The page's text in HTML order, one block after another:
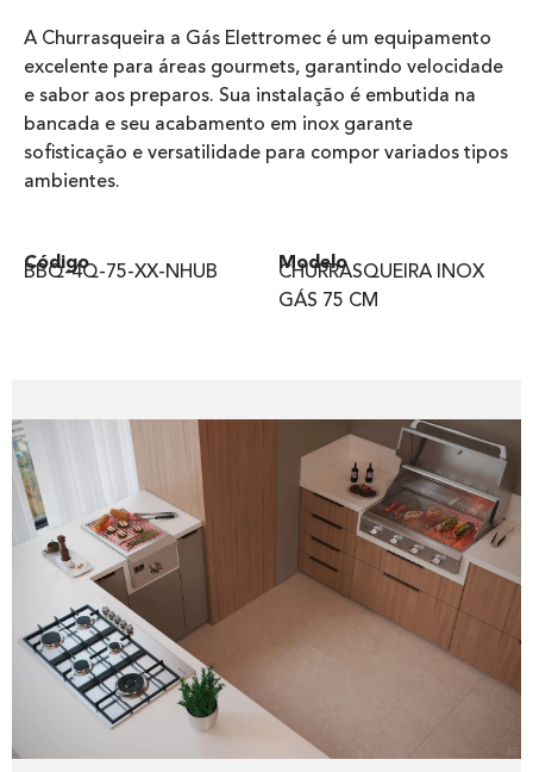
A Churrasqueira a Gás Elettromec é um equipamento
excelente para áreas gourmets, garantindo velocidade
e sabor aos preparos. Sua instalação é embutida na
bancada e seu acabamento em inox garante
sofisticação e versatilidade para compor variados tipos
ambientes.
Código
BBQ-4Q-75-XX-NHUB Modelo
CHURRASQUEIRA INOX
GÁS 75 CM